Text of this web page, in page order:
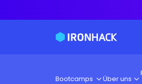
Bootcamps Über uns